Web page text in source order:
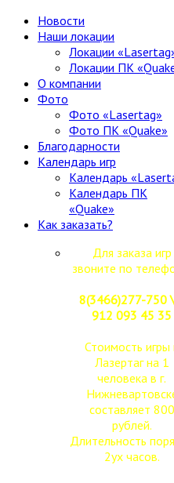
Новости
Наши локации
Локации
Локации ПК
О компании
Фото
Фото «Lasertag»
Фото ПК «Quake»
Благодарности
Календарь игр
Календарь
Календарь ПК
«Quake»
Как заказать?
Для заказа игр
звоните по
8(3466)277-750
912 093 45 35
Стоимость игры
Лазертаг на 1
человека в г.
составляет 800
рублей.
Длительность
2ух часов.